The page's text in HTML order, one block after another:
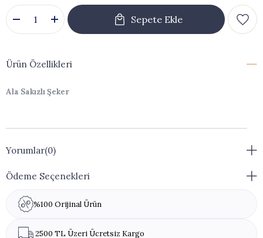
Ürün Özellikleri
Ala Sakızlı Şeker
Yorumlar(0)
Ödeme Seçenekleri
%100 Orijinal Ürün
2500 TL Üzeri Ücretsiz Kargo